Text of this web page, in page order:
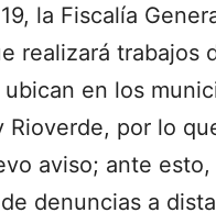
la Fiscalía
realizará trabajos
en los
por lo
aviso; ante
denuncias a